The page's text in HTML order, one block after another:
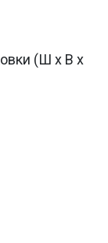
(Ш х В х